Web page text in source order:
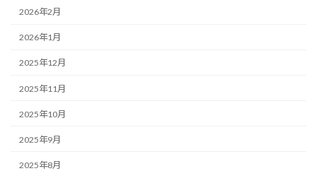
2026年2月
2026年1月
2025年12月
2025年11月
2025年10月
2025年9月
2025年8月